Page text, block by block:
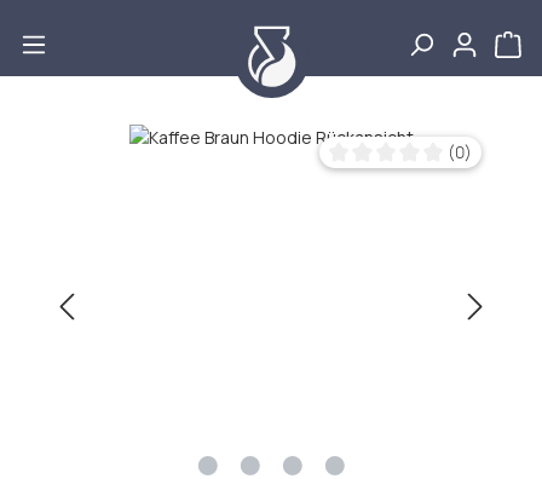
Durchschnittliche
(0)
Bildergalerie überspringen